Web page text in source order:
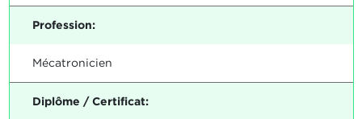
Profession:
Mécatronicien
Diplôme / Certificat: